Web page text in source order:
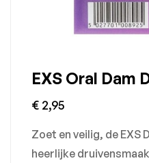
EXS Oral Dam
€ 2,95
Zoet en veilig, de EXS
heerlijke